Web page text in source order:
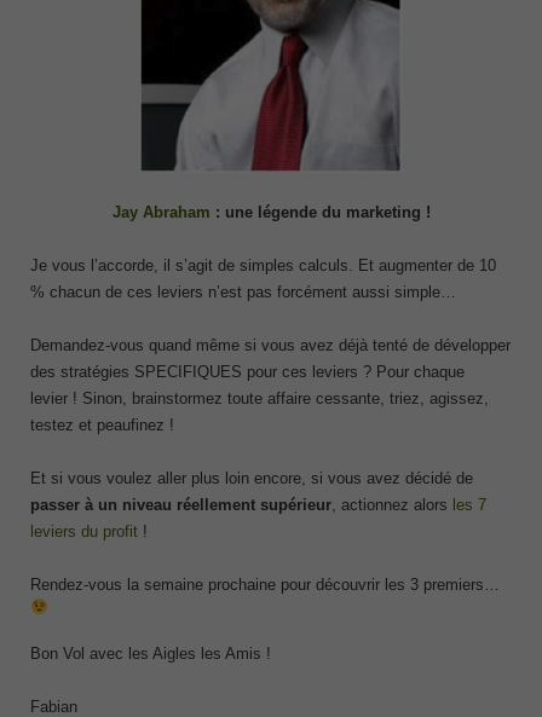
Jay Abraham : une légende du marketing !
Je vous l’accorde, il s’agit de simples calculs. Et augmenter de 10
% chacun de ces leviers n’est pas forcément aussi simple…
Demandez-vous quand même si vous avez déjà tenté de développer
des stratégies SPECIFIQUES pour ces leviers ? Pour chaque
levier ! Sinon, brainstormez toute affaire cessante, triez, agissez,
testez et peaufinez !
Et si vous voulez aller plus loin encore, si vous avez décidé de
passer à un niveau réellement supérieur , actionnez alors les 7
leviers du profit !
Rendez-vous la semaine prochaine pour découvrir les 3 premiers…
Bon Vol avec les Aigles les Amis !
Fabian